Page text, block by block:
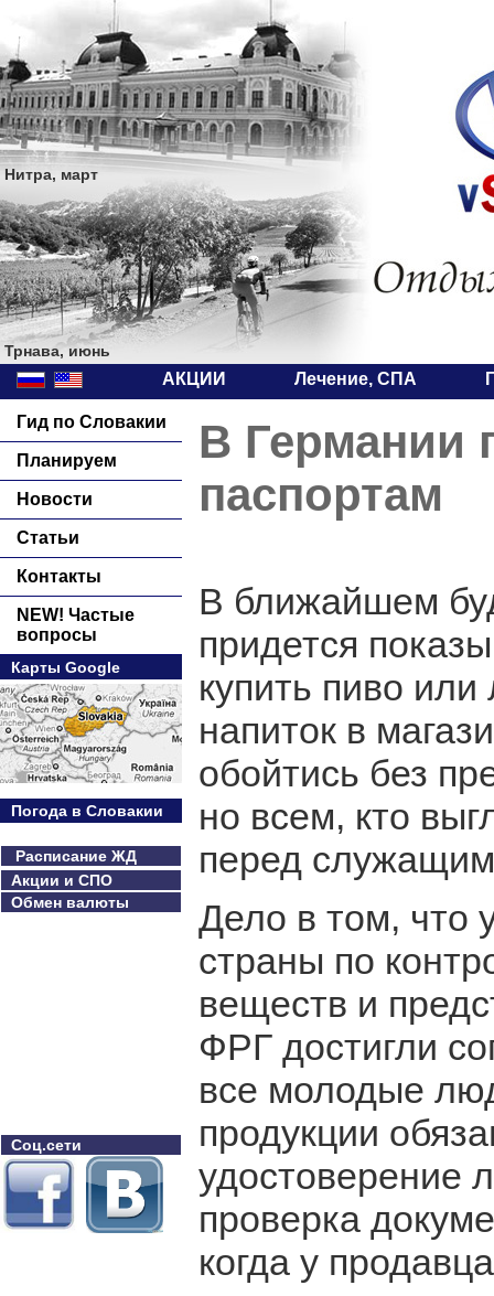
Нитра, март
Трнава, июнь
АКЦИИ Лечение, СПА
Гид по Словакии
Планируем
Новости
Статьи
Контакты
NEW! Частые
вопросы
Карты Google
Погода в Словакии
Расписание ЖД
Акции и СПО
Обмен валюты
Соц.сети
В Германии
паспортам
В ближайшем
придется
купить пиво
напиток в
обойтись без
но всем, кто
перед
Дело в том, что
страны по
веществ и
ФРГ достигли
все молодые
продукции
удостоверение
проверка
когда у